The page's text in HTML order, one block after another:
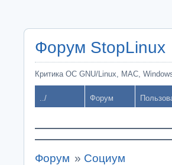
Форум StopLinux
Критика ОС GNU/Linux, MAC,
../ Форум
Форум » Социум